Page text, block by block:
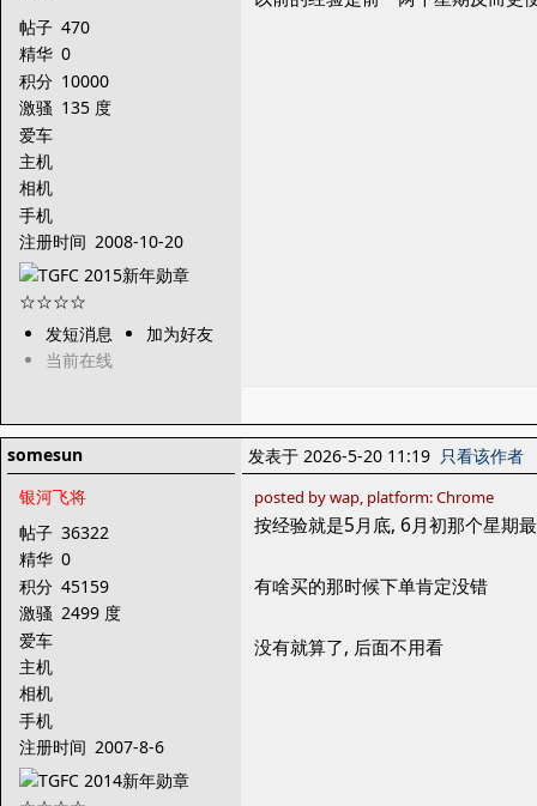
帖子 470
精华 0
积分 10000
激骚 135 度
爱车
主机
相机
手机
注册时间 2008-10-20
发短消息
加为好友
当前在线
somesun
银河飞将
帖子 36322
精华 0
积分 45159
激骚 2499 度
爱车
主机
相机
手机
注册时间 2007-8-6
发表于 2026-5-20 11:19 只看该作者
posted by wap, platform: Chrome
按经验就是5月底, 6月初那个星期
有啥买的那时候下单肯定没错
没有就算了, 后面不用看